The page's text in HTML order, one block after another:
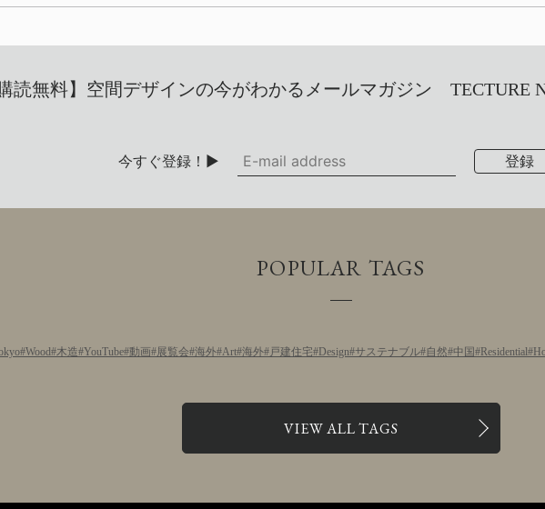
購読無料】空間デザインの今がわかるメールマガジン TECTURE
今すぐ登録！▶
POPULAR TAGS
Wood 木造 YouTube 動画 展覧会 海外 Art 海外 戸建住宅 Design サステナブル 自然 中国 Residential
VIEW ALL TAGS